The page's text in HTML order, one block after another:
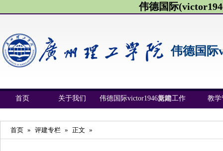
伟德国际
伟德国际
首页 关于我们 伟德国际victor1946新闻党建工作 教学
首页 » 评建专栏 » 正文 »